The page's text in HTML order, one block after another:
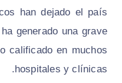
han dejado el país
generado una grave
calificado en muchos
hospitales y clínicas.